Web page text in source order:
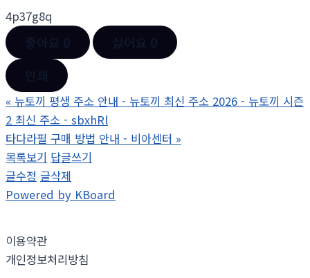
4p37g8q
« 뉴토끼 평생 주소 안내 - 뉴토끼 최신 주소 2026 - 뉴토끼 시즌
2 최신 주소 - sbxhRl
타다라필 구매 방법 안내 - 비아센터 »
목록보기 답글쓰기
글수정 글삭제
Powered by KBoard
이용약관
개인정보처리방침